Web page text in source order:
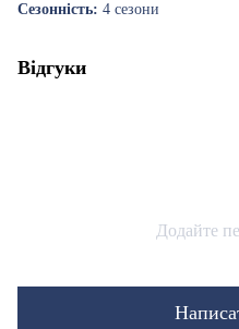
Сезонність: 4 сезони
Відгуки
Додайте